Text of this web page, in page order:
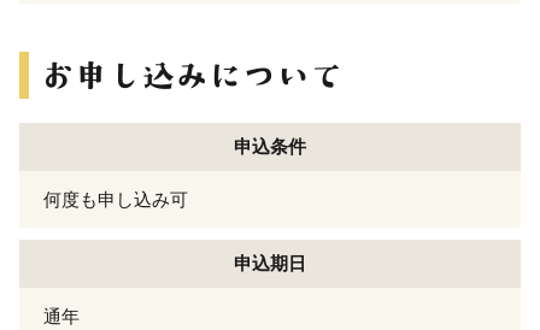
申込条件
何度も申し込み可
申込期日
通年